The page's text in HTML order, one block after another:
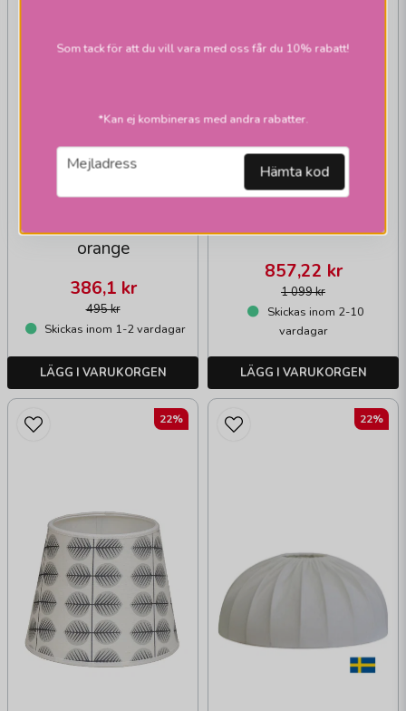
HALLBERGS BELYSNING
Herbarium skärmar
orange
495 kr
386,1 kr
Skickas inom 1-2 vardagar
LÄGG I VARUKORGEN
HALLBERGS BELYSNING
Dome wildflower
skärmar natur
1 099 kr
857,22 kr
Skickas inom 2-10
vardagar
LÄGG I VARUKORGEN
22% 22%
Som tack för att du vill vara med oss får du 10% rabatt!
*Kan ej kombineras med andra rabatter.
email
Mejladress Hämta kod